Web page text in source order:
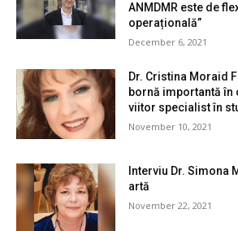
ANMDMR este de
operațională”
December 6, 2021
Dr. Cristina Moraid
bornă importantă
viitor specialist în
November 10, 2021
Interviu Dr. Simona
artă
November 22, 2021